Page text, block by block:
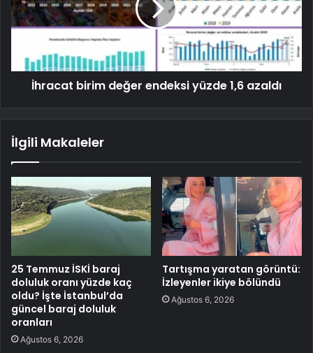
İhracat birim değer endeksi yüzde 1,6 azaldı
İlgili Makaleler
25 Temmuz İSKİ baraj
doluluk oranı yüzde kaç
oldu? İşte İstanbul’da
güncel baraj doluluk
oranları
Ağustos 6, 2026
Tartışma yaratan görüntü:
İzleyenler ikiye bölündü
Ağustos 6, 2026